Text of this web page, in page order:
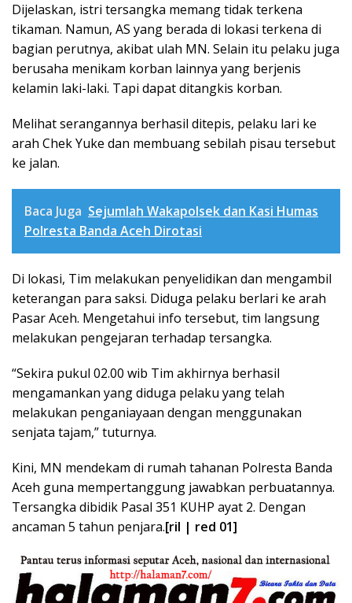
Dijelaskan, istri tersangka memang tidak terkena
tikaman. Namun, AS yang berada di lokasi terkena di
bagian perutnya, akibat ulah MN. Selain itu pelaku juga
berusaha menikam korban lainnya yang berjenis
kelamin laki-laki. Tapi dapat ditangkis korban.
Melihat serangannya berhasil ditepis, pelaku lari ke
arah Chek Yuke dan membuang sebilah pisau tersebut
ke jalan.
Baca Juga Sejumlah Wakapolsek dan Kasi Humas
Polresta Banda Aceh Dirotasi
Di lokasi, Tim melakukan penyelidikan dan mengambil
keterangan para saksi. Diduga pelaku berlari ke arah
Pasar Aceh. Mengetahui info tersebut, tim langsung
melakukan pengejaran terhadap tersangka.
“Sekira pukul 02.00 wib Tim akhirnya berhasil
mengamankan yang diduga pelaku yang telah
melakukan penganiayaan dengan menggunakan
senjata tajam,” tuturnya.
Kini, MN mendekam di rumah tahanan Polresta Banda
Aceh guna mempertanggung jawabkan perbuatannya.
Tersangka dibidik Pasal 351 KUHP ayat 2. Dengan
ancaman 5 tahun penjara.[ril | red 01]